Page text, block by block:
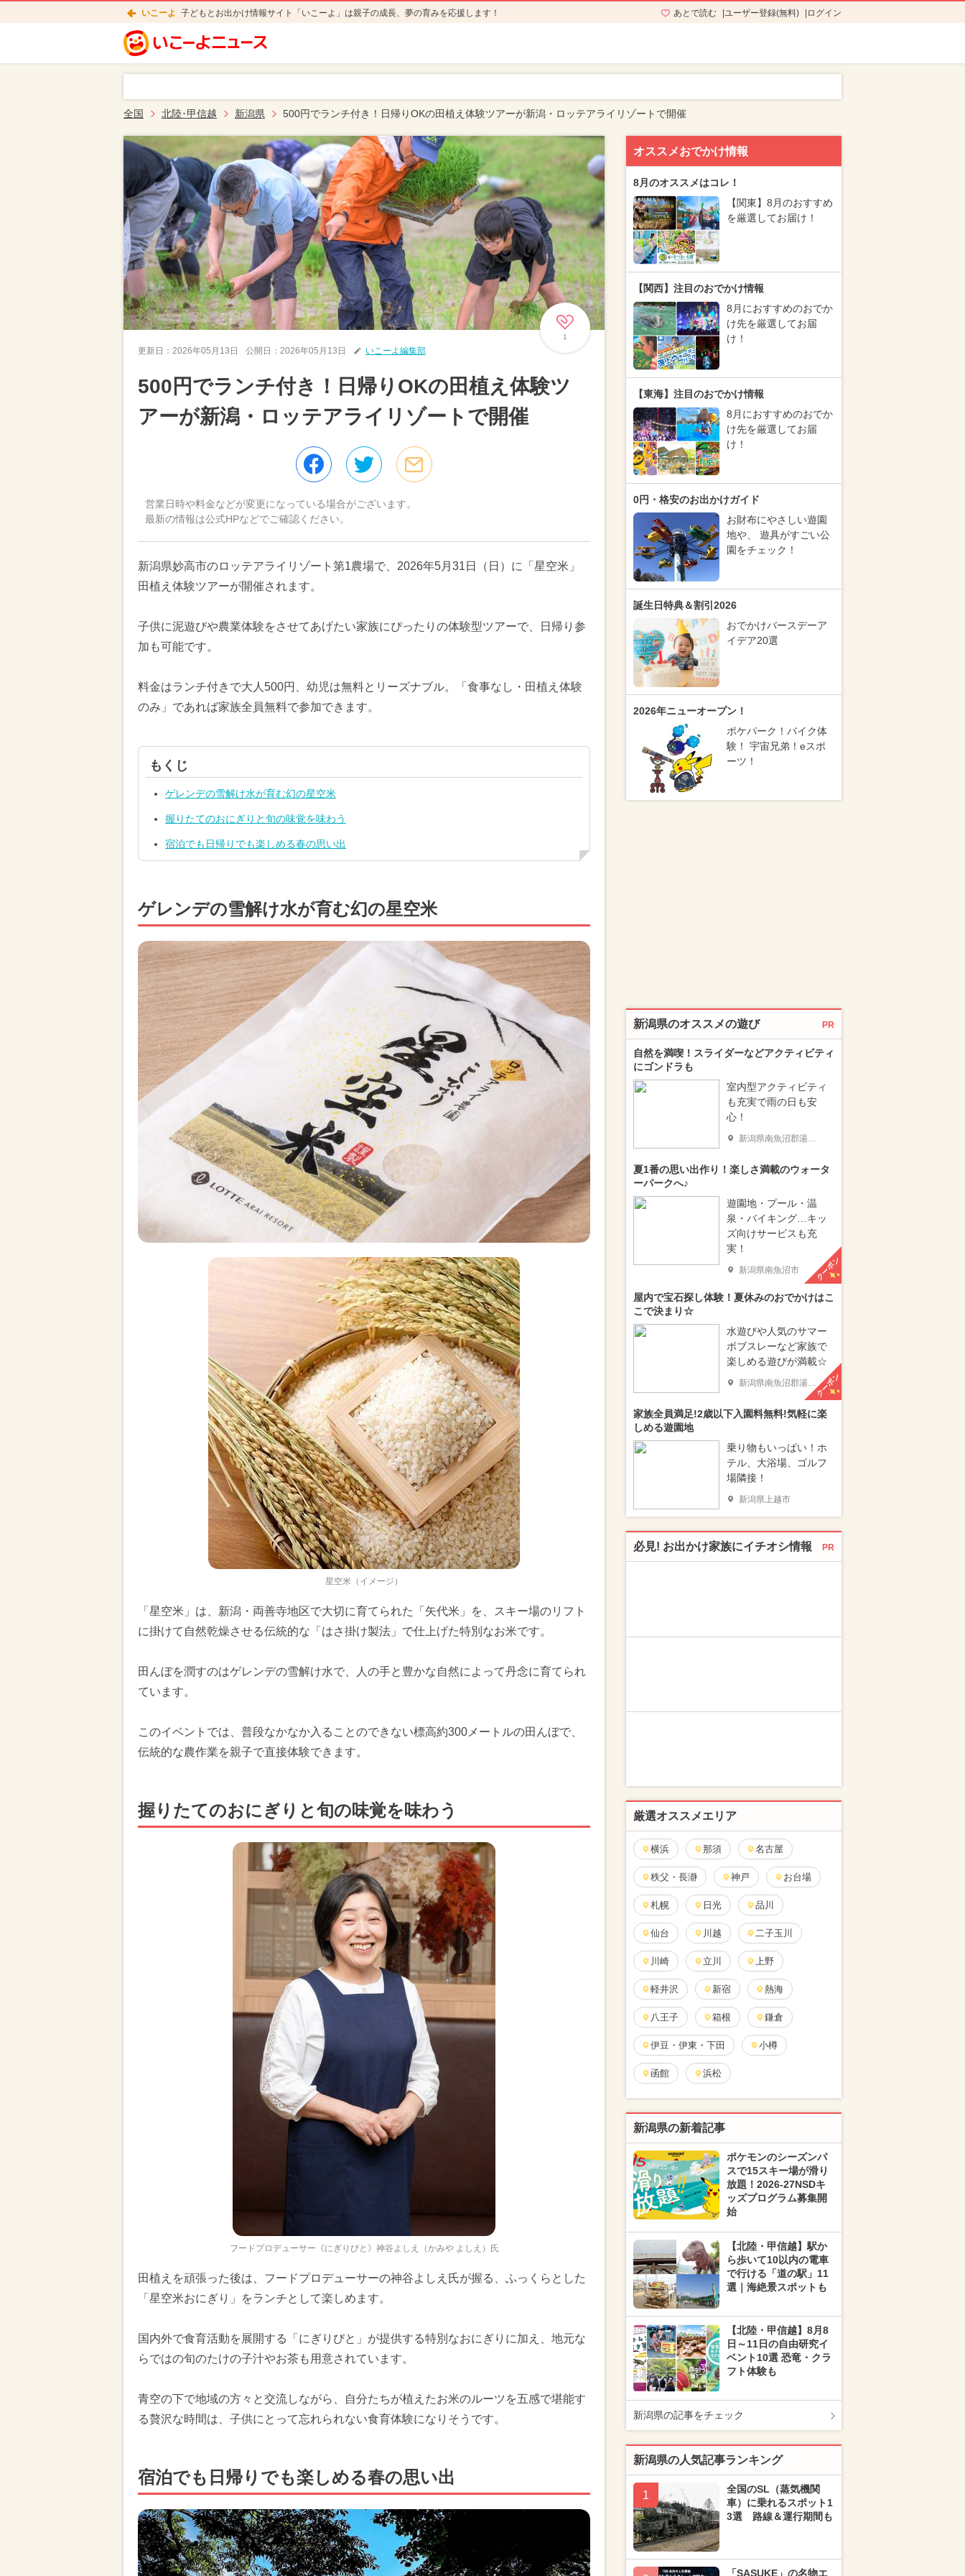
いこーよ 子どもとお出かけ情報サイト「いこーよ」は親子の成長、夢の育みを応援します！ あとで読む ユーザー登録(無料) ログイン
全国 北陸･甲信越 新潟県 500円でランチ付き！日帰りOKの田植え体験ツアーが新潟・ロッテアライリゾートで開催
1
更新日： 2026年05月13日 公開日： 2026年05月13日 いこーよ編集部
500円でランチ付き！日帰りOKの田植え体験ツ
アーが新潟・ロッテアライリゾートで開催
営業日時や料金などが変更になっている場合がございます。
最新の情報は公式HPなどでご確認ください。
新潟県妙高市のロッテアライリゾート第1農場で、2026年5月31日（日）に「星空米」
田植え体験ツアーが開催されます。
子供に泥遊びや農業体験をさせてあげたい家族にぴったりの体験型ツアーで、日帰り参
加も可能です。
料金はランチ付きで大人500円、幼児は無料とリーズナブル。「食事なし・田植え体験
のみ」であれば家族全員無料で参加できます。
もくじ
ゲレンデの雪解け水が育む幻の星空米
握りたてのおにぎりと旬の味覚を味わう
宿泊でも日帰りでも楽しめる春の思い出
ゲレンデの雪解け水が育む幻の星空米
星空米（イメージ）
「星空米」は、新潟・両善寺地区で大切に育てられた「矢代米」を、スキー場のリフト
に掛けて自然乾燥させる伝統的な「はさ掛け製法」で仕上げた特別なお米です。
田んぼを潤すのはゲレンデの雪解け水で、人の手と豊かな自然によって丹念に育てられ
ています。
このイベントでは、普段なかなか入ることのできない標高約300メートルの田んぼで、
伝統的な農作業を親子で直接体験できます。
握りたてのおにぎりと旬の味覚を味わう
フードプロデューサー《にぎりびと》神谷よしえ（かみや よしえ）氏
田植えを頑張った後は、フードプロデューサーの神谷よしえ氏が握る、ふっくらとした
「星空米おにぎり」をランチとして楽しめます。
国内外で食育活動を展開する「にぎりびと」が提供する特別なおにぎりに加え、地元な
らではの旬のたけの子汁やお茶も用意されています。
青空の下で地域の方々と交流しながら、自分たちが植えたお米のルーツを五感で堪能す
る贅沢な時間は、子供にとって忘れられない食育体験になりそうです。
宿泊でも日帰りでも楽しめる春の思い出
オススメおでかけ情報
8月のオススメはコレ！
【関東】8月のおすすめ
を厳選してお届け！
【関西】注目のおでかけ情報
8月におすすめのおでか
け先を厳選してお届
け！
【東海】注目のおでかけ情報
8月におすすめのおでか
け先を厳選してお届
け！
0円・格安のお出かけガイド
お財布にやさしい遊園
地や、 遊具がすごい公
園をチェック！
誕生日特典＆割引2026
おでかけバースデーア
イデア20選
2026年ニューオープン！
ポケパーク！バイク体
験！ 宇宙兄弟！eスポ
ーツ！
新潟県のオススメの遊び PR
自然を満喫！スライダーなどアクティビティ
にゴンドラも
室内型アクティビティ
も充実で雨の日も安
心！
新潟県南魚沼郡湯沢町
夏1番の思い出作り！楽しさ満載のウォータ
ーパークへ♪
遊園地・プール・温
泉・バイキング…キッ
ズ向けサービスも充
実！
新潟県南魚沼市 クーポン
屋内で宝石探し体験！夏休みのおでかけはこ
こで決まり☆
水遊びや人気のサマー
ボブスレーなど家族で
楽しめる遊びが満載☆
新潟県南魚沼郡湯沢町 クーポン
家族全員満足!2歳以下入園料無料!気軽に楽
しめる遊園地
乗り物もいっぱい！ホ
テル、大浴場、ゴルフ
場隣接！
新潟県上越市
必見! お出かけ家族にイチオシ情報 PR
厳選オススメエリア
横浜 那須 名古屋
秩父・長瀞 神戸 お台場
札幌 日光 品川
仙台 川越 二子玉川
川崎 立川 上野
軽井沢 新宿 熱海
八王子 箱根 鎌倉
伊豆・伊東・下田 小樽
函館 浜松
新潟県の新着記事
ポケモンのシーズンパ
スで15スキー場が滑り
放題！2026-27NSDキ
ッズプログラム募集開
始
【北陸・甲信越】駅か
ら歩いて10以内の電車
で行ける「道の駅」11
選｜海絶景スポットも
【北陸・甲信越】8月8
日～11日の自由研究イ
ベント10選 恐竜・クラ
フト体験も
新潟県の記事をチェック
新潟県の人気記事ランキング
1
全国のSL（蒸気機関
車）に乗れるスポット1
3選 路線＆運行期間も
「SASUKE」の名物エ